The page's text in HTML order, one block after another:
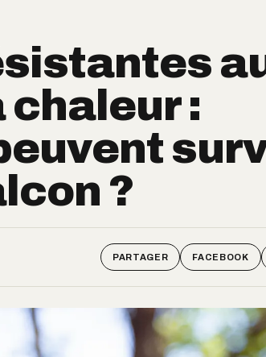
chaleur :
?
PARTAGER FACEBOOK